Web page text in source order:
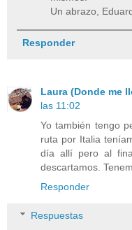
Un abrazo,
Responder
Laura (Donde me
las 11:02
Yo también tengo
ruta por Italia
día allí pero al
descartamos.
Responder
Respuestas